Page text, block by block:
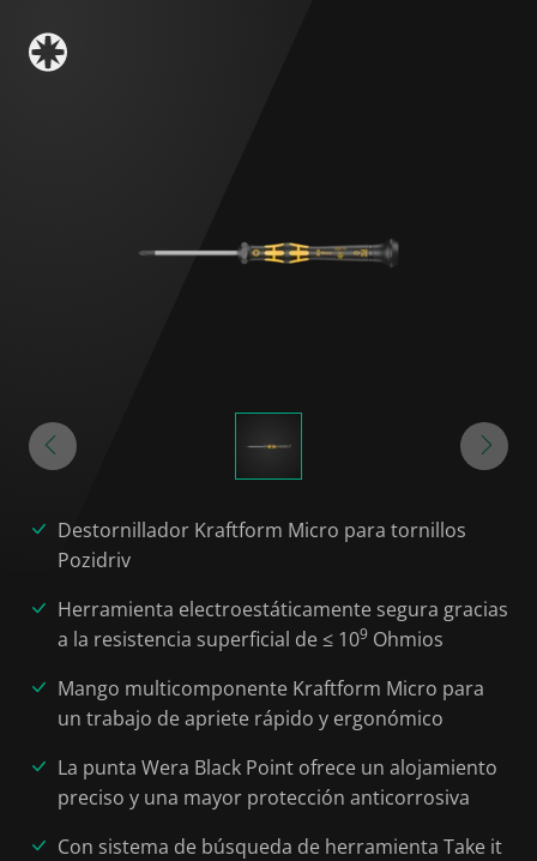
Destornillador Kraftform Micro para tornillos
Pozidriv
Herramienta electroestáticamente segura gracias
a la resistencia superficial de ≤ 109 Ohmios
Mango multicomponente Kraftform Micro para
un trabajo de apriete rápido y ergonómico
La punta Wera Black Point ofrece un alojamiento
preciso y una mayor protección anticorrosiva
Con sistema de búsqueda de herramienta Take it